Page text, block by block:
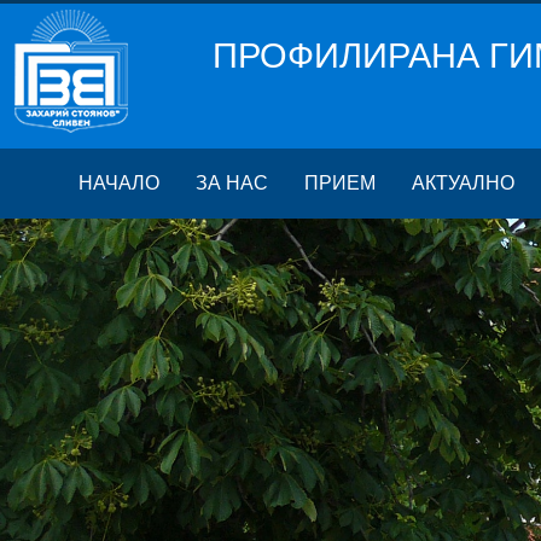
ПРОФИЛИРАНА
НАЧАЛО ЗА НАС ПРИЕМ АКТУАЛНО